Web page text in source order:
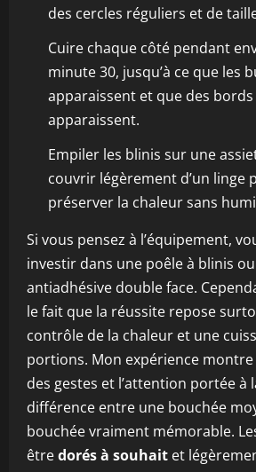
des cercles réguliers et de
Cuire chaque côté pendant
minute 30, jusqu’à ce que les
apparaissent et que des
apparaissent.
Empiler les blinis sur une
couvrir légèrement d’un linge
préserver la chaleur sans
Si vous pensez à l’équipement,
investir dans une poêle à blinis
antiadhésive double face.
le fait que la réussite repose
contrôle de la chaleur et une
portions. Mon expérience
des gestes et l’attention portée à
différence entre une bouchée
bouchée vraiment mémorable.
êtredorés à souhait et